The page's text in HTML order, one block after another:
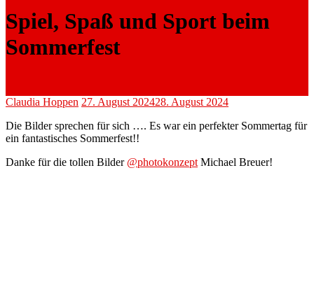
Spiel, Spaß und Sport beim
Sommerfest
Claudia Hoppen 27. August 202428. August 2024
Die Bilder sprechen für sich …. Es war ein perfekter Sommertag für
ein fantastisches Sommerfest!!
Danke für die tollen Bilder @photokonzept Michael Breuer!